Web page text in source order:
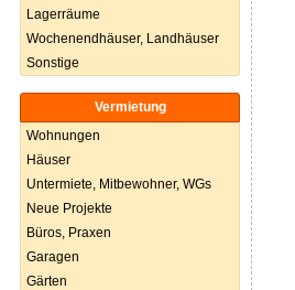
Lagerräume
Wochenendhäuser, Landhäuser
Sonstige
Vermietung
Wohnungen
Häuser
Untermiete, Mitbewohner, WGs
Neue Projekte
Büros, Praxen
Garagen
Gärten